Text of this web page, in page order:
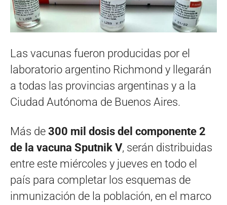
Las vacunas fueron producidas por el
laboratorio argentino Richmond y llegarán
a todas las provincias argentinas y a la
Ciudad Autónoma de Buenos Aires.
Más de 300 mil dosis del componente 2
de la vacuna Sputnik V, serán distribuidas
entre este miércoles y jueves en todo el
país para completar los esquemas de
inmunización de la población, en el marco